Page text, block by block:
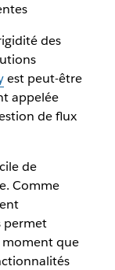
des
est peut-être
appelée
de flux
de
Comme
permet
moment que